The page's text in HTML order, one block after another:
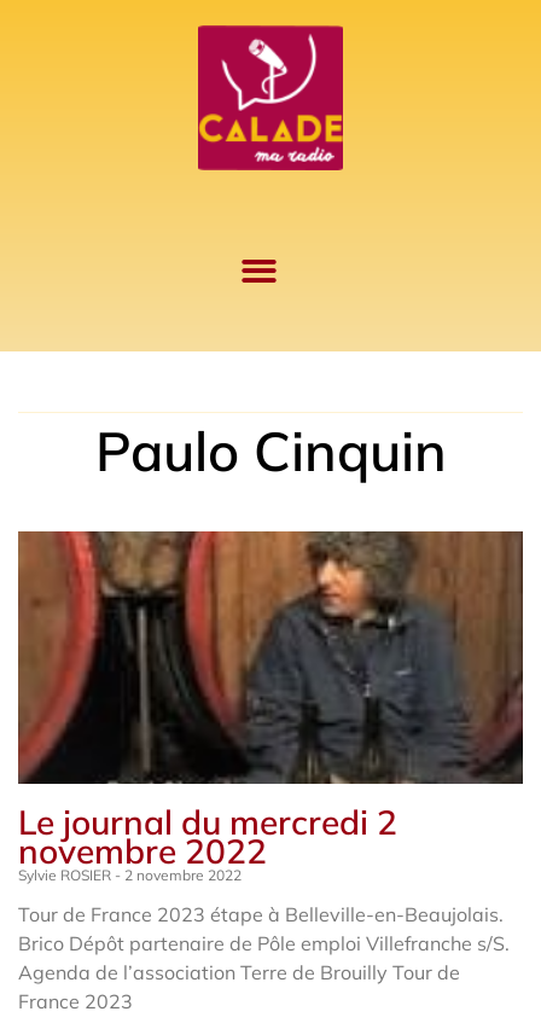
Paulo Cinquin
Le journal du mercredi 2
novembre 2022
Sylvie ROSIER 2 novembre 2022
Tour de France 2023 étape à Belleville-en-Beaujolais.
Brico Dépôt partenaire de Pôle emploi Villefranche s/S.
Agenda de l’association Terre de Brouilly Tour de
France 2023